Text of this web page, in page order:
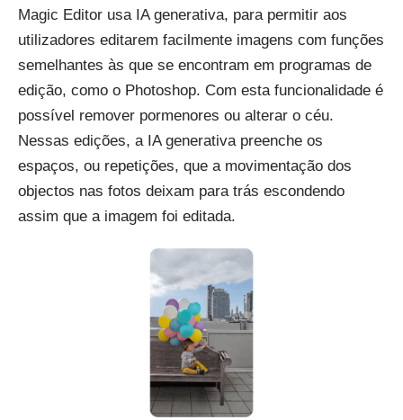
Magic Editor usa IA generativa, para permitir aos
utilizadores editarem facilmente imagens com funções
semelhantes às que se encontram em programas de
edição, como o Photoshop. Com esta funcionalidade é
possível remover pormenores ou alterar o céu.
Nessas edições, a IA generativa preenche os
espaços, ou repetições, que a movimentação dos
objectos nas fotos deixam para trás escondendo
assim que a imagem foi editada.